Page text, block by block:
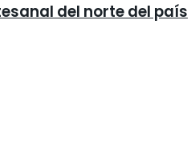
del norte del país